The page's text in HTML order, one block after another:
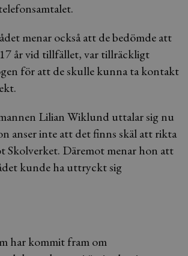
menar också att de bedömde att
17 år vid tillfället, var tillräckligt
för att de skulle kunna ta kontakt
Lilian Wiklund uttalar sig nu
anser inte att det finns skäl att rikta
Skolverket. Däremot menar hon att
kunde ha uttryckt sig
har kommit fram om